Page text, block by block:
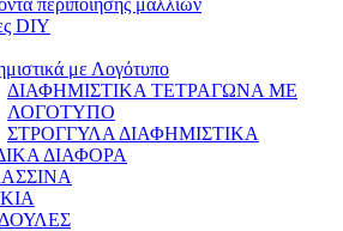
περιποίησης μαλλιών
DIY
με Λογότυπο
ΔΙΑΦΗΜΙΣΤΙΚΑ ΤΕΤΡΑΓΩΝΑ ΜΕ
ΛΟΓΟΤΥΠΟ
ΣΤΡΟΓΓΥΛΑ ΔΙΑΦΗΜΙΣΤΙΚΑ
ΔΙΑΦΟΡΑ